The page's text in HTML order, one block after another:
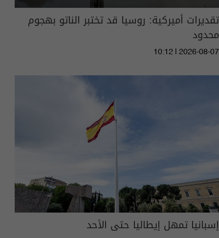
تقديرات أميركية: روسيا قد تختبر الناتو بهجوم
محدود
10:12 | 2026-08-07
إسبانيا تمهل إيطاليا حتى الأحد